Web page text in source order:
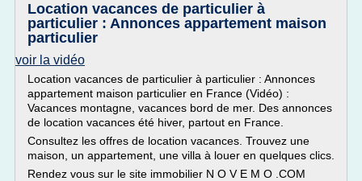
Location vacances de particulier à
particulier : Annonces appartement maison
particulier
voir la vidéo
Location vacances de particulier à particulier : Annonces
appartement maison particulier en France (Vidéo) :
Vacances montagne, vacances bord de mer. Des annonces
de location vacances été hiver, partout en France.
Consultez les offres de location vacances. Trouvez une
maison, un appartement, une villa à louer en quelques clics.
Rendez vous sur le site immobilier N O V E M O .COM